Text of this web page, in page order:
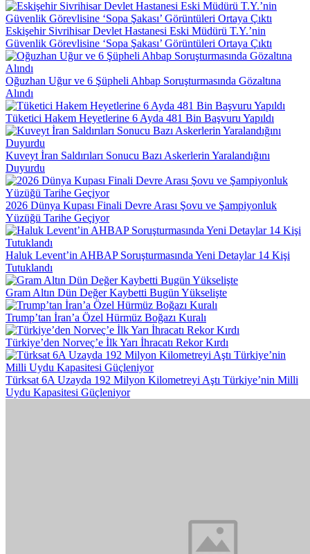
Eskişehir Sivrihisar Devlet Hastanesi Eski Müdürü T.Y.’nin
Güvenlik Görevlisine ‘Sopa Şakası’ Görüntüleri Ortaya Çıktı
Oğuzhan Uğur ve 6 Şüpheli Ahbap Soruşturmasında Gözaltına
Alındı
Tüketici Hakem Heyetlerine 6 Ayda 481 Bin Başvuru Yapıldı
Kuveyt İran Saldırıları Sonucu Bazı Askerlerin Yaralandığını
Duyurdu
2026 Dünya Kupası Finali Devre Arası Şovu ve Şampiyonluk
Yüzüğü Tarihe Geçiyor
Haluk Levent’in AHBAP Soruşturmasında Yeni Detaylar 14 Kişi
Tutuklandı
Gram Altın Dün Değer Kaybetti Bugün Yükselişte
Trump’tan İran’a Özel Hürmüz Boğazı Kuralı
Türkiye’den Norveç’e İlk Yarı İhracatı Rekor Kırdı
Türksat 6A Uzayda 192 Milyon Kilometreyi Aştı Türkiye’nin Milli
Uydu Kapasitesi Güçleniyor